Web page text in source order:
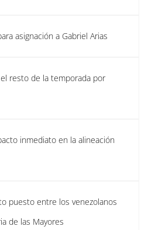
asignación a Gabriel Arias
resto de la temporada por
inmediato en la alineación
puesto entre los venezolanos
de las Mayores